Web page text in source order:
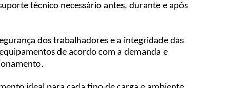
técnico necessário antes, durante e após
dos trabalhadores e a integridade das
de acordo com a demanda e